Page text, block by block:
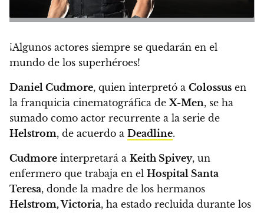
¡Algunos actores siempre se quedarán en el
mundo de los superhéroes!
Daniel Cudmore, quien interpretó a Colossus en
la franquicia cinematográfica de X-Men, se ha
sumado como actor recurrente a la serie de
Helstrom, de acuerdo a Deadline.
Cudmore interpretará a Keith Spivey, un
enfermero que trabaja en el Hospital Santa
Teresa, donde la madre de los hermanos
Helstrom, Victoria, ha estado recluida durante los